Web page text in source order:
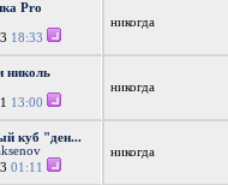
Pro
18:33
никогда
николь
13:00
никогда
куб "ден...
01:11
никогда